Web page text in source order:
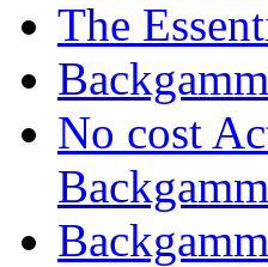
The
No cost